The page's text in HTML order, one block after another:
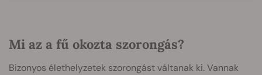
Mi az a fű okozta szorongás?
Bizonyos élethelyzetek szorongást váltanak ki. Vannak